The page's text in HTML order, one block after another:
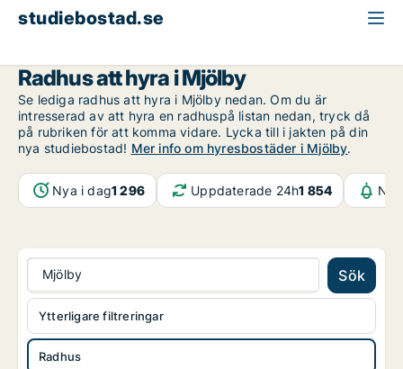
studiebostad.se
Radhus att hyra i Mjölby
Se lediga radhus att hyra i Mjölby nedan. Om du är
intresserad av att hyra en radhuspå listan nedan, tryck då
på rubriken för att komma vidare. Lycka till i jakten på din
nya studiebostad! Mer info om hyresbostäder i Mjölby.
Nya i dag1 296 Uppdaterade 24h1 854
Mjölby Sök
Radhus
Ytterligare filtreringar